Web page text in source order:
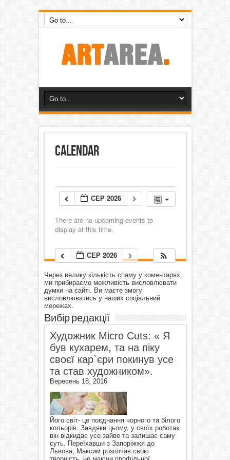
Calendar
СЕР 2026
There are no upcoming events to
display at this time.
СЕР 2026
Через велику кількість спаму у коментарях,
ми прибираємо можливість висловлювати
думки на сайті. Ви маєте змогу
висловлюватись у наших соціальний
мережах.
Вибір редакції
Художник Micro Cuts: « Я
був кухарем, та на піку
своєї кар`єри покинув усе
та став художником».
Вересень 18, 2016
Його світ- це поєднання чорного та білого
кольорів. Завдяки цьому, у своїх роботах
він відкидає усе зайве та залишає саму
суть. Переїхавши з Запоріжжя до
Львова, Максим розпочав свою